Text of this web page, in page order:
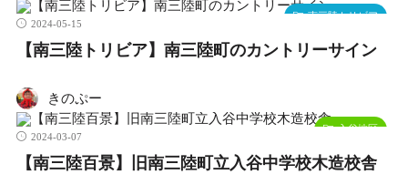
南三陸トリビア
2024-05-15
【南三陸トリビア】南三陸町のカントリーサイン
きのぷー
入谷地区
2024-03-07
【南三陸百景】旧南三陸町立入谷中学校木造校舎